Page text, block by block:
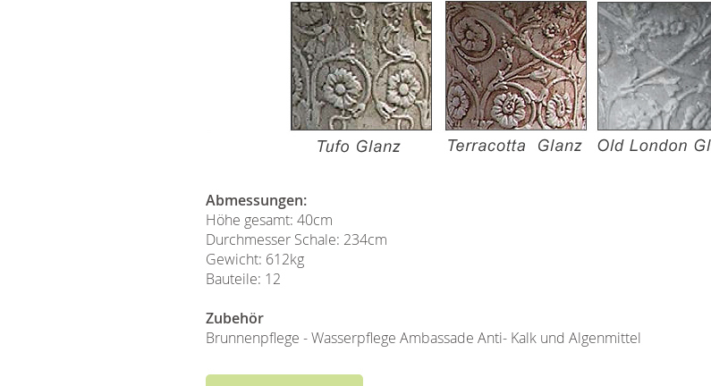
Abmessungen:
Höhe gesamt: 40cm
Durchmesser Schale: 234cm
Gewicht: 612kg
Bauteile: 12
Zubehör
Brunnenpflege - Wasserpflege Ambassade Anti- Kalk und Algenmittel